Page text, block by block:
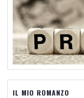
IL MIO ROMANZO